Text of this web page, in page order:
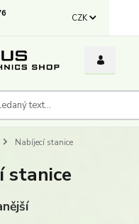
CZK
Nabíjecí stanice
stanice